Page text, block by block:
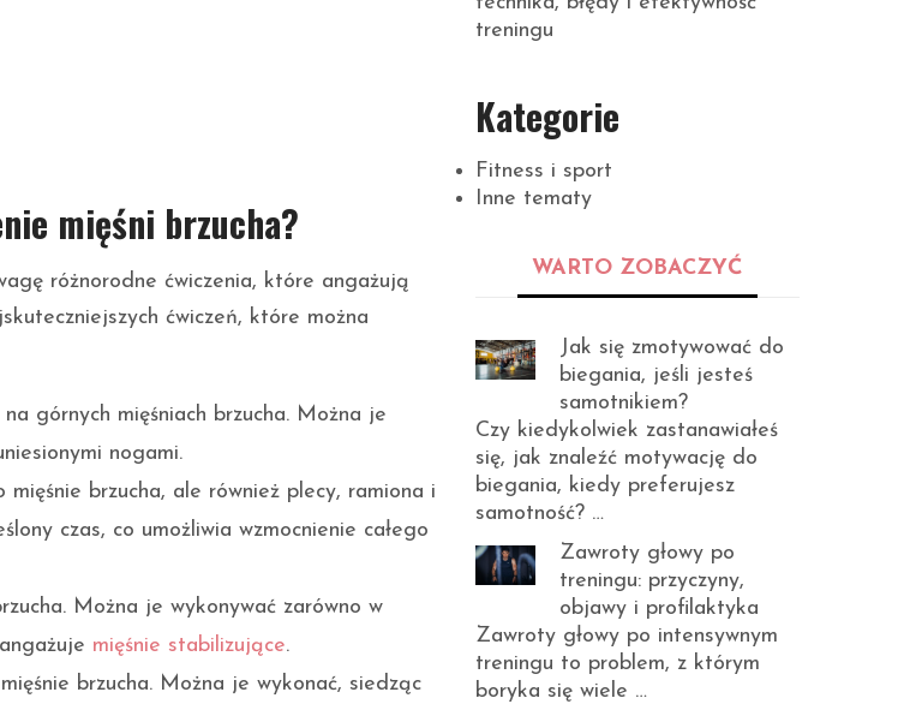
mięśni brzucha?
różnorodne ćwiczenia, które angażują
ćwiczeń, które można
górnych mięśniach brzucha. Można je
nogami.
brzucha, ale również plecy, ramiona i
czas, co umożliwia wzmocnienie całego
Można je wykonywać zarówno w
mięśnie stabilizujące.
brzucha. Można je wykonać, siedząc
treningu
Kategorie
Fitness i sport
Inne tematy
WARTO ZOBACZYĆ
Jak się zmotywować do
biegania, jeśli jesteś
samotnikiem?
Czy kiedykolwiek zastanawiałeś
się, jak znaleźć motywację do
biegania, kiedy preferujesz
samotność? …
Zawroty głowy po
treningu: przyczyny,
objawy i profilaktyka
Zawroty głowy po intensywnym
treningu to problem, z którym
boryka się wiele …